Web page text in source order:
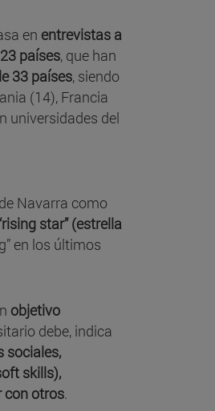
en entrevistas a
países, que han
33 países, siendo
(14), Francia
universidades del
Navarra como
star” (estrella
en los últimos
objetivo
debe, indica
sociales,
skills),
con otros.